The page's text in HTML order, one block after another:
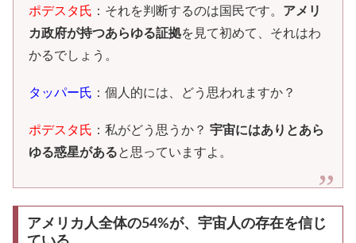
ポデスタ氏 ：それを判断するのは国民です。 アメリ
カ政府が持つあらゆる証拠を見て初めて、それはわ
かるでしょう。
タッパー氏 ：個人的には、どう思われますか？
ポデスタ氏 ：私がどう思うか？宇宙にはありとあら
ゆる惑星があると思っていますよ。
アメリカ人全体の54%が、宇宙人の存在を信じ